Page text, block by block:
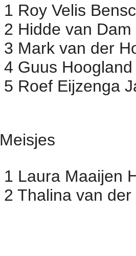
1 Roy Velis
2 Hidde van
3 Mark van der
4 Guus
5 Roef Eijzenga
Meisjes
1 Laura Maaijen
2 Thalina van